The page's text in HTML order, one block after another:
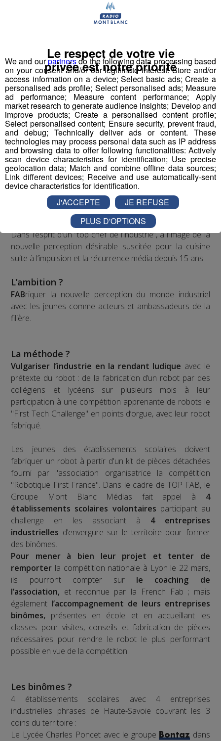
Notre proposition de
Impulser un nouveau récit médiatique pour
réconcilier les jeunes et l’industrie
Pour la 1ère fois dans l’histoire de l’industrie et des
médias français, nous proposons de porter, créer,
produire, diffuser un programme audiovisuel « mass
média » à l’échelle régionale.
Top Fab, le 1er programme
audiovisuel inspirant qui raconte
la fierté industrielle par la jeune
génération
Dans l’esprit d'un “top chef de l’industrie”, à l’image de la
nouvelle perception désirable suscitée pour la cuisine
suite à l’impulsion et la récurrence média depuis 15 ans.
L’ambition ?
FABriquer la nouvelle perception du monde industriel
avec les jeunes comme acteurs et ambassadeurs de la
filière.
La méthode ?
Vulgariser l’industrie en la rendant ludique avec le
prétexte du robot : de la fabrication d’un robot par des
collégiens et lycéens sur plusieurs mois à leur
participation à une compétition apprenante de robots le
"First Tech Challenge" en points d’orgue, avec leur robot
fabriqué.
Les jeunes des établissements scolaires doivent
fabriquer un robot à partir d'un kit de pièces détachées
fourni par l'association organisatrice la compétition
"Robotique First France". Dans le cadre de TOP FAB, le
Groupe Mont Blanc Médias fait appel à 4
établissements scolaires volontaires participant au
challenge en les associant à 4 entreprises
industrielles d’envergure sur le territoire pour former
des binômes.
Pour mener à bien leur projet et tenter de
remporter la compétition nationale à Lyon le 22 mars,
ils pourront compter sur le coaching de
l’association, et reconnue par la French Fab ; mais
également l’accompagnement de leurs entreprises
binômes, présentes en école et en accueillant les
classes pour visites, conseils et fabrication de pièces
nécessaires pour rendre le robot le plus performant
possible en vue de la compétition.
Les binômes ?
4 établissements scolaires avec 4 entreprises
industrielles phrases de Haute-Savoie couvrant les 3
coins du territoire :
Le Lycée Charles Poncet avec le groupeBontaz dans
We and ourpartnersdo the following data processing based
on your consent and/or our legitimate interest: Store and/or
access information on a device; Select basic ads; Create a
personalised ads profile; Select personalised ads; Measure
ad performance; Measure content performance; Apply
market research to generate audience insights; Develop and
improve products; Create a personalised content profile;
Select personalised content; Ensure security, prevent fraud,
and debug; Technically deliver ads or content. These
technologies may process personal data such as IP address
and browsing data to offer following functionalities: Actively
scan device characteristics for identification; Use precise
geolocation data; Match and combine offline data sources;
Link different devices; Receive and use automatically-sent
device characteristics for identification.
Le respect de votre vie
privée est notre priorité
J'ACCEPTE
JE REFUSE
PLUS D'OPTIONS